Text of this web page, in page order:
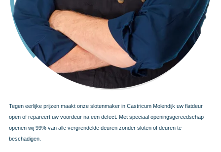
Tegen eerlijke prijzen maakt onze slotenmaker in Castricum Molendijk uw flatdeur
open of repareert uw voordeur na een defect. Met speciaal openingsgereedschap
openen wij 99% van alle vergrendelde deuren zonder sloten of deuren te
beschadigen.